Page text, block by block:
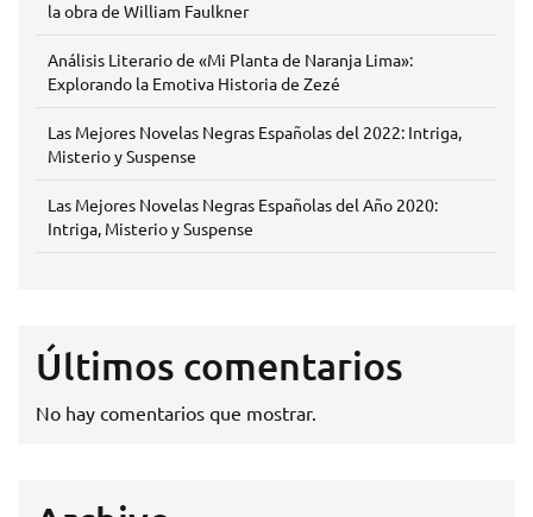
la obra de William Faulkner
Análisis Literario de «Mi Planta de Naranja Lima»:
Explorando la Emotiva Historia de Zezé
Las Mejores Novelas Negras Españolas del 2022: Intriga,
Misterio y Suspense
Las Mejores Novelas Negras Españolas del Año 2020:
Intriga, Misterio y Suspense
Últimos comentarios
No hay comentarios que mostrar.